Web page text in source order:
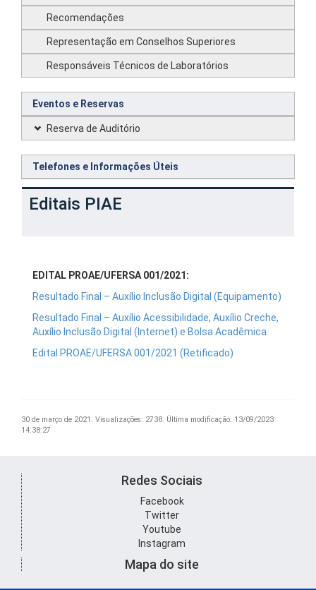
Recomendações
Representação em Conselhos Superiores
Responsáveis Técnicos de Laboratórios
Eventos e Reservas
Reserva de Auditório
Telefones e Informações Úteis
Editais PIAE
EDITAL PROAE/UFERSA 001/2021:
Resultado Final – Auxílio Inclusão Digital (Equipamento)
Resultado Final – Auxílio Acessibilidade, Auxílio Creche,
Auxílio Inclusão Digital (Internet) e Bolsa Acadêmica
Edital PROAE/UFERSA 001/2021 (Retificado)
30 de março de 2021. Visualizações: 2738. Última modificação: 13/09/2023
14:38:27
Redes Sociais
Facebook
Twitter
Youtube
Instagram
Mapa do site